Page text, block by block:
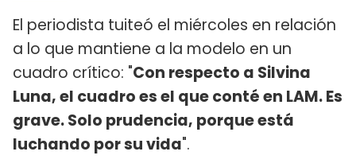
El periodista tuiteó el miércoles en relación
a lo que mantiene a la modelo en un
cuadro crítico: "Con respecto a Silvina
Luna, el cuadro es el que conté en LAM. Es
grave. Solo prudencia, porque está
luchando por su vida".